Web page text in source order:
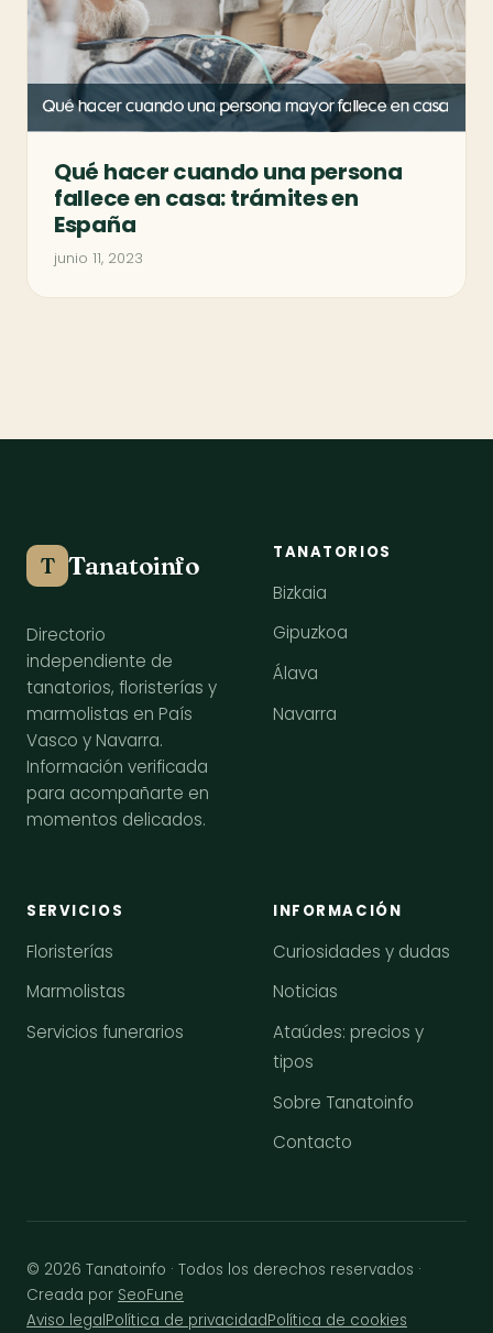
Qué hacer cuando una persona
fallece en casa: trámites en
España
junio 11, 2023
T Tanatoinfo
Directorio
independiente de
tanatorios, floristerías y
marmolistas en País
Vasco y Navarra.
Información verificada
para acompañarte en
momentos delicados.
TANATORIOS
Bizkaia
Gipuzkoa
Álava
Navarra
SERVICIOS
Floristerías
Marmolistas
Servicios funerarios
INFORMACIÓN
Curiosidades y dudas
Noticias
Ataúdes: precios y
tipos
Sobre Tanatoinfo
Contacto
© 2026 Tanatoinfo · Todos los derechos reservados ·
Creada por SeoFune
Aviso legalPolítica de privacidadPolítica de cookies